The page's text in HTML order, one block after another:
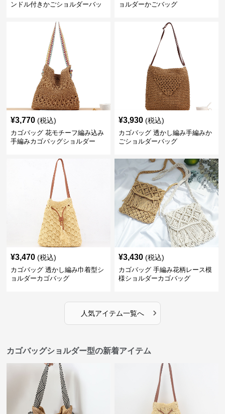
ンドル付きかごショルダーバッ
ョルダーかごバッグ
¥3,770 (税込)
カゴバッグ 花モチーフ編み込み
手編みカゴバッグショルダー
¥3,930 (税込)
カゴバッグ 透かし編み手編みか
ごショルダーバッグ
¥3,470 (税込)
カゴバッグ 透かし編み巾着型シ
ョルダーカゴバッグ
¥3,430 (税込)
カゴバッグ 手編み花柄レース模
様ショルダーカゴバッグ
人気アイテム一覧へ ›
カゴバッグショルダー型の新着アイテム